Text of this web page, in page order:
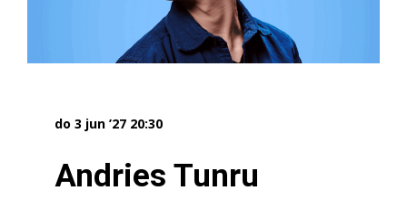
Andries Tunru
do 3 jun ’27 20:30